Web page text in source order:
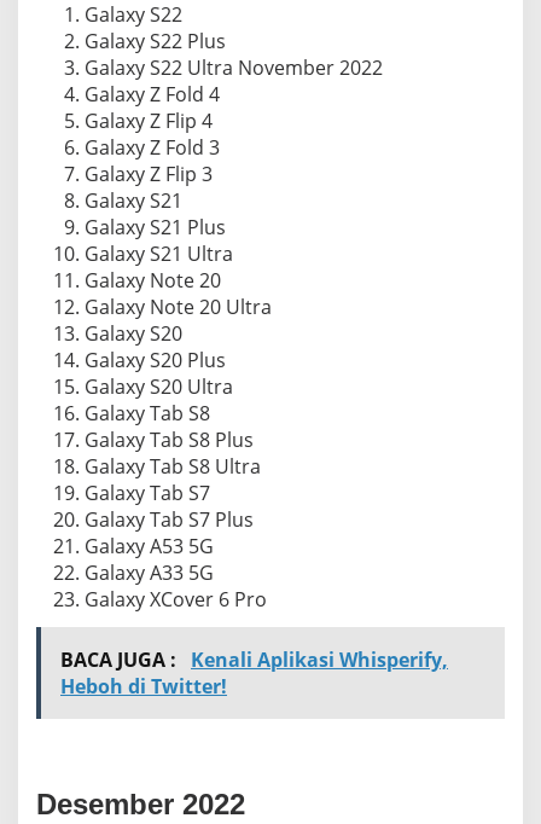
Galaxy S22
Galaxy S22 Plus
Galaxy S22 Ultra November 2022
Galaxy Z Fold 4
Galaxy Z Flip 4
Galaxy Z Fold 3
Galaxy Z Flip 3
Galaxy S21
Galaxy S21 Plus
Galaxy S21 Ultra
Galaxy Note 20
Galaxy Note 20 Ultra
Galaxy S20
Galaxy S20 Plus
Galaxy S20 Ultra
Galaxy Tab S8
Galaxy Tab S8 Plus
Galaxy Tab S8 Ultra
Galaxy Tab S7
Galaxy Tab S7 Plus
Galaxy A53 5G
Galaxy A33 5G
Galaxy XCover 6 Pro
BACA JUGA :
Kenali Aplikasi Whisperify,
Heboh di Twitter!
Desember 2022